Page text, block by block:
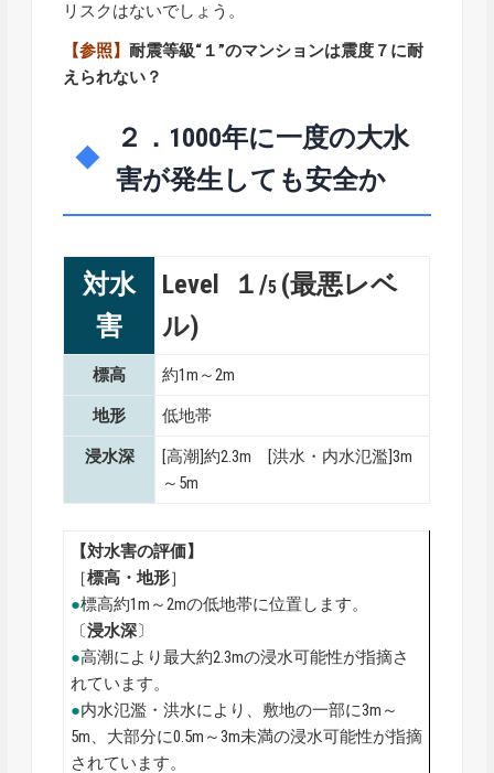
リスクはないでしょう。
【参照】耐震等級“１”のマンションは震度７に耐
えられない？
２．1000年に一度の大水
害が発生しても安全か
対水
害
Level １/5 (最悪レベ
ル)
標高 約1m～2m
地形 低地帯
浸水深
[高潮]約2.3m [洪水・内水氾濫]3m
～5m
【対水害の評価】
［標高・地形］
●標高約1m～2mの低地帯に位置します。
〔浸水深〕
●高潮により最大約2.3mの浸水可能性が指摘さ
れています。
●内水氾濫・洪水により、敷地の一部に3m～
5m、大部分に0.5m～3m未満の浸水可能性が指摘
されています。